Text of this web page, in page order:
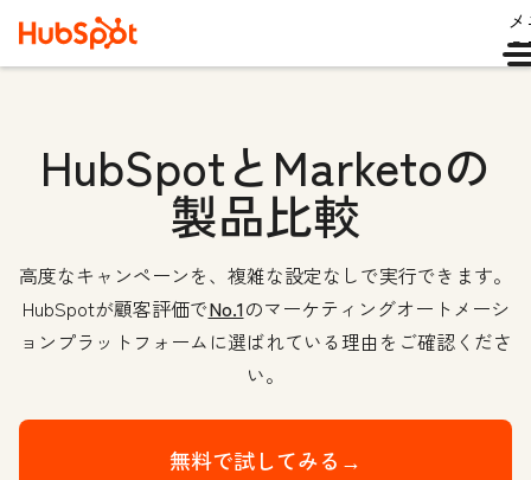
HubSpotとMarketoの
製品比較
高度なキャンペーンを、複雑な設定なしで実行できます。
HubSpotが顧客評価でNo.1のマーケティングオートメーシ
ョンプラットフォームに選ばれている理由をご確認くださ
い。
無料で試してみる→